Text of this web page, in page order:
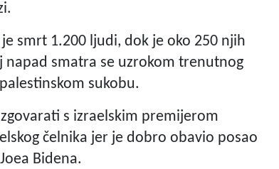
smrt 1.200 ljudi, dok je oko 250 njih
smatra se uzrokom trenutnog
sukobu.
s izraelskim premijerom
čelnika jer je dobro obavio posao
Bidena.